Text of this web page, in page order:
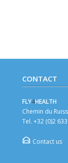
CONTACT
FLY4HEALTH
Chemin du
Tel. +32 (0)2
Contact us